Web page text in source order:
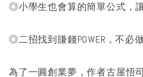
◎小學生也會算的簡單公式，
◎二招找到賺錢POWER，不必
為了一圓創業夢，作者古屋悟